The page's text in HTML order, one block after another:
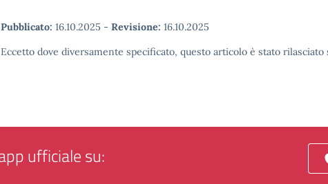
Pubblicato: 16.10.2025 - Revisione: 16.10.2025
Eccetto dove diversamente specificato, questo articolo è stato
ufficiale su: